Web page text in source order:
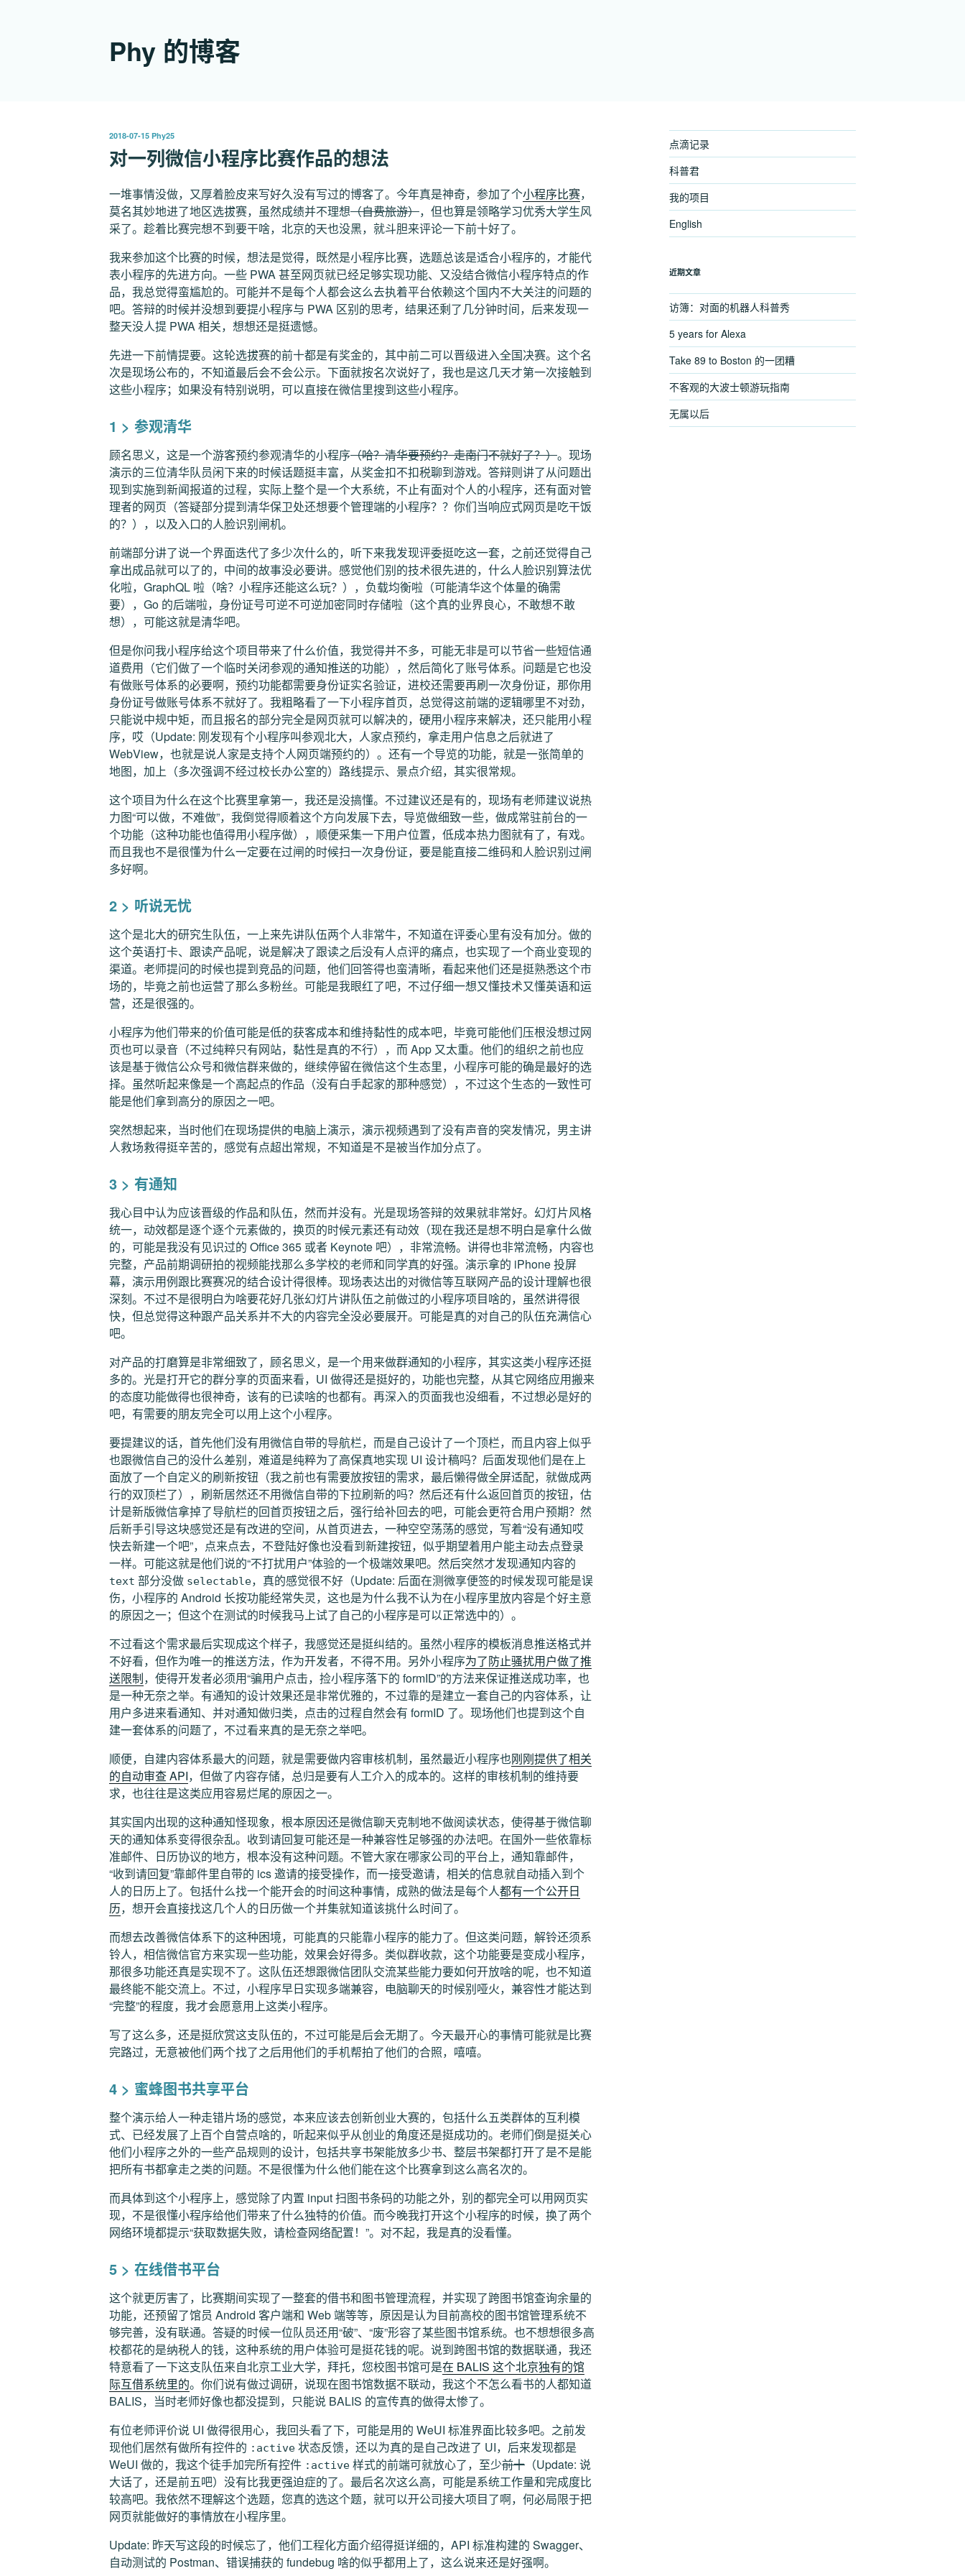
Phy 的博客
发
于
2018-07-15 Phy25
对一列微信小程序比赛作品的想法
一堆事情没做，又厚着脸皮来写好久没有写过的博客了。今年真是神奇，参加了个小程序比赛，
莫名其妙地进了地区选拔赛，虽然成绩并不理想（自费旅游），但也算是领略学习优秀大学生风
采了。趁着比赛完想不到要干啥，北京的天也没黑，就斗胆来评论一下前十好了。
我来参加这个比赛的时候，想法是觉得，既然是小程序比赛，选题总该是适合小程序的，才能代
表小程序的先进方向。一些 PWA 甚至网页就已经足够实现功能、又没结合微信小程序特点的作
品，我总觉得蛮尴尬的。可能并不是每个人都会这么去执着平台依赖这个国内不大关注的问题的
吧。答辩的时候并没想到要提小程序与 PWA 区别的思考，结果还剩了几分钟时间，后来发现一
整天没人提 PWA 相关，想想还是挺遗憾。
先进一下前情提要。这轮选拔赛的前十都是有奖金的，其中前二可以晋级进入全国决赛。这个名
次是现场公布的，不知道最后会不会公示。下面就按名次说好了，我也是这几天才第一次接触到
这些小程序；如果没有特别说明，可以直接在微信里搜到这些小程序。
1 > 参观清华
顾名思义，这是一个游客预约参观清华的小程序（哈？清华要预约？走南门不就好了？）。现场
演示的三位清华队员闲下来的时候话题挺丰富，从奖金扣不扣税聊到游戏。答辩则讲了从问题出
现到实施到新闻报道的过程，实际上整个是一个大系统，不止有面对个人的小程序，还有面对管
理者的网页（答疑部分提到清华保卫处还想要个管理端的小程序？？你们当响应式网页是吃干饭
的？），以及入口的人脸识别闸机。
前端部分讲了说一个界面迭代了多少次什么的，听下来我发现评委挺吃这一套，之前还觉得自己
拿出成品就可以了的，中间的故事没必要讲。感觉他们别的技术很先进的，什么人脸识别算法优
化啦，GraphQL 啦（啥？小程序还能这么玩？），负载均衡啦（可能清华这个体量的确需
要），Go 的后端啦，身份证号可逆不可逆加密同时存储啦（这个真的业界良心，不敢想不敢
想），可能这就是清华吧。
但是你问我小程序给这个项目带来了什么价值，我觉得并不多，可能无非是可以节省一些短信通
道费用（它们做了一个临时关闭参观的通知推送的功能），然后简化了账号体系。问题是它也没
有做账号体系的必要啊，预约功能都需要身份证实名验证，进校还需要再刷一次身份证，那你用
身份证号做账号体系不就好了。我粗略看了一下小程序首页，总觉得这前端的逻辑哪里不对劲，
只能说中规中矩，而且报名的部分完全是网页就可以解决的，硬用小程序来解决，还只能用小程
序，哎（Update: 刚发现有个小程序叫参观北大，人家点预约，拿走用户信息之后就进了
WebView，也就是说人家是支持个人网页端预约的）。还有一个导览的功能，就是一张简单的
地图，加上（多次强调不经过校长办公室的）路线提示、景点介绍，其实很常规。
这个项目为什么在这个比赛里拿第一，我还是没搞懂。不过建议还是有的，现场有老师建议说热
力图“可以做，不难做”，我倒觉得顺着这个方向发展下去，导览做细致一些，做成常驻前台的一
个功能（这种功能也值得用小程序做），顺便采集一下用户位置，低成本热力图就有了，有戏。
而且我也不是很懂为什么一定要在过闸的时候扫一次身份证，要是能直接二维码和人脸识别过闸
多好啊。
2 > 听说无忧
这个是北大的研究生队伍，一上来先讲队伍两个人非常牛，不知道在评委心里有没有加分。做的
这个英语打卡、跟读产品呢，说是解决了跟读之后没有人点评的痛点，也实现了一个商业变现的
渠道。老师提问的时候也提到竞品的问题，他们回答得也蛮清晰，看起来他们还是挺熟悉这个市
场的，毕竟之前也运营了那么多粉丝。可能是我眼红了吧，不过仔细一想又懂技术又懂英语和运
营，还是很强的。
小程序为他们带来的价值可能是低的获客成本和维持黏性的成本吧，毕竟可能他们压根没想过网
页也可以录音（不过纯粹只有网站，黏性是真的不行），而 App 又太重。他们的组织之前也应
该是基于微信公众号和微信群来做的，继续停留在微信这个生态里，小程序可能的确是最好的选
择。虽然听起来像是一个高起点的作品（没有白手起家的那种感觉），不过这个生态的一致性可
能是他们拿到高分的原因之一吧。
突然想起来，当时他们在现场提供的电脑上演示，演示视频遇到了没有声音的突发情况，男主讲
人救场救得挺辛苦的，感觉有点超出常规，不知道是不是被当作加分点了。
3 > 有通知
我心目中认为应该晋级的作品和队伍，然而并没有。光是现场答辩的效果就非常好。幻灯片风格
统一，动效都是逐个逐个元素做的，换页的时候元素还有动效（现在我还是想不明白是拿什么做
的，可能是我没有见识过的 Office 365 或者 Keynote 吧），非常流畅。讲得也非常流畅，内容也
完整，产品前期调研拍的视频能找那么多学校的老师和同学真的好强。演示拿的 iPhone 投屏
幕，演示用例跟比赛赛况的结合设计得很棒。现场表达出的对微信等互联网产品的设计理解也很
深刻。不过不是很明白为啥要花好几张幻灯片讲队伍之前做过的小程序项目啥的，虽然讲得很
快，但总觉得这种跟产品关系并不大的内容完全没必要展开。可能是真的对自己的队伍充满信心
吧。
对产品的打磨算是非常细致了，顾名思义，是一个用来做群通知的小程序，其实这类小程序还挺
多的。光是打开它的群分享的页面来看，UI 做得还是挺好的，功能也完整，从其它网络应用搬来
的态度功能做得也很神奇，该有的已读啥的也都有。再深入的页面我也没细看，不过想必是好的
吧，有需要的朋友完全可以用上这个小程序。
要提建议的话，首先他们没有用微信自带的导航栏，而是自己设计了一个顶栏，而且内容上似乎
也跟微信自己的没什么差别，难道是纯粹为了高保真地实现 UI 设计稿吗？后面发现他们是在上
面放了一个自定义的刷新按钮（我之前也有需要放按钮的需求，最后懒得做全屏适配，就做成两
行的双顶栏了），刷新居然还不用微信自带的下拉刷新的吗？然后还有什么返回首页的按钮，估
计是新版微信拿掉了导航栏的回首页按钮之后，强行给补回去的吧，可能会更符合用户预期？然
后新手引导这块感觉还是有改进的空间，从首页进去，一种空空荡荡的感觉，写着“没有通知哎
快去新建一个吧”，点来点去，不登陆好像也没看到新建按钮，似乎期望着用户能主动去点登录
一样。可能这就是他们说的“不打扰用户”体验的一个极端效果吧。然后突然才发现通知内容的
text 部分没做 selectable，真的感觉很不好（Update: 后面在测微享便签的时候发现可能是误
伤，小程序的 Android 长按功能经常失灵，这也是为什么我不认为在小程序里放内容是个好主意
的原因之一；但这个在测试的时候我马上试了自己的小程序是可以正常选中的）。
不过看这个需求最后实现成这个样子，我感觉还是挺纠结的。虽然小程序的模板消息推送格式并
不好看，但作为唯一的推送方法，作为开发者，不得不用。另外小程序为了防止骚扰用户做了推
送限制，使得开发者必须用“骗用户点击，捡小程序落下的 formID”的方法来保证推送成功率，也
是一种无奈之举。有通知的设计效果还是非常优雅的，不过靠的是建立一套自己的内容体系，让
用户多进来看通知、并对通知做归类，点击的过程自然会有 formID 了。现场他们也提到这个自
建一套体系的问题了，不过看来真的是无奈之举吧。
顺便，自建内容体系最大的问题，就是需要做内容审核机制，虽然最近小程序也刚刚提供了相关
的自动审查 API，但做了内容存储，总归是要有人工介入的成本的。这样的审核机制的维持要
求，也往往是这类应用容易烂尾的原因之一。
其实国内出现的这种通知怪现象，根本原因还是微信聊天克制地不做阅读状态，使得基于微信聊
天的通知体系变得很杂乱。收到请回复可能还是一种兼容性足够强的办法吧。在国外一些依靠标
准邮件、日历协议的地方，根本没有这种问题。不管大家在哪家公司的平台上，通知靠邮件，
“收到请回复”靠邮件里自带的 ics 邀请的接受操作，而一接受邀请，相关的信息就自动插入到个
人的日历上了。包括什么找一个能开会的时间这种事情，成熟的做法是每个人都有一个公开日
历，想开会直接找这几个人的日历做一个并集就知道该挑什么时间了。
而想去改善微信体系下的这种困境，可能真的只能靠小程序的能力了。但这类问题，解铃还须系
铃人，相信微信官方来实现一些功能，效果会好得多。类似群收款，这个功能要是变成小程序，
那很多功能还真是实现不了。这队伍还想跟微信团队交流某些能力要如何开放啥的呢，也不知道
最终能不能交流上。不过，小程序早日实现多端兼容，电脑聊天的时候别哑火，兼容性才能达到
“完整”的程度，我才会愿意用上这类小程序。
写了这么多，还是挺欣赏这支队伍的，不过可能是后会无期了。今天最开心的事情可能就是比赛
完路过，无意被他们两个找了之后用他们的手机帮拍了他们的合照，嘻嘻。
4 > 蜜蜂图书共享平台
整个演示给人一种走错片场的感觉，本来应该去创新创业大赛的，包括什么五类群体的互利模
式、已经发展了上百个自营点啥的，听起来似乎从创业的角度还是挺成功的。老师们倒是挺关心
他们小程序之外的一些产品规则的设计，包括共享书架能放多少书、整层书架都打开了是不是能
把所有书都拿走之类的问题。不是很懂为什么他们能在这个比赛拿到这么高名次的。
而具体到这个小程序上，感觉除了内置 input 扫图书条码的功能之外，别的都完全可以用网页实
现，不是很懂小程序给他们带来了什么独特的价值。而今晚我打开这个小程序的时候，换了两个
网络环境都提示“获取数据失败，请检查网络配置！”。对不起，我是真的没看懂。
5 > 在线借书平台
这个就更厉害了，比赛期间实现了一整套的借书和图书管理流程，并实现了跨图书馆查询余量的
功能，还预留了馆员 Android 客户端和 Web 端等等，原因是认为目前高校的图书馆管理系统不
够完善，没有联通。答疑的时候一位队员还用“破”、“废”形容了某些图书馆系统。也不想想很多高
校都花的是纳税人的钱，这种系统的用户体验可是挺花钱的呢。说到跨图书馆的数据联通，我还
特意看了一下这支队伍来自北京工业大学，拜托，您校图书馆可是在 BALIS 这个北京独有的馆
际互借系统里的。你们说有做过调研，说现在图书馆数据不联动，我这个不怎么看书的人都知道
BALIS，当时老师好像也都没提到，只能说 BALIS 的宣传真的做得太惨了。
有位老师评价说 UI 做得很用心，我回头看了下，可能是用的 WeUI 标准界面比较多吧。之前发
现他们居然有做所有控件的 :active 状态反馈，还以为真的是自己改进了 UI，后来发现都是
WeUI 做的，我这个徒手加完所有控件 :active 样式的前端可就放心了，至少前十 （Update: 说
大话了，还是前五吧）没有比我更强迫症的了。最后名次这么高，可能是系统工作量和完成度比
较高吧。我依然不理解这个选题，您真的选这个题，就可以开公司接大项目了啊，何必局限于把
网页就能做好的事情放在小程序里。
Update: 昨天写这段的时候忘了，他们工程化方面介绍得挺详细的，API 标准构建的 Swagger、
自动测试的 Postman、错误捕获的 fundebug 啥的似乎都用上了，这么说来还是好强啊。
点滴记录
科普君
我的项目
English
近期文章
访簿：对面的机器人科普秀
5 years for Alexa
Take 89 to Boston 的一团糟
不客观的大波士顿游玩指南
无属以后